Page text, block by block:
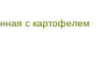
с картофелем